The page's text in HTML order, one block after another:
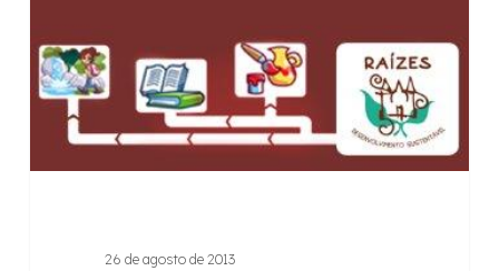
26 de agosto de 2013